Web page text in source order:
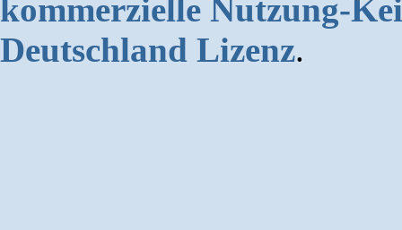
kommerzielle Nutzung-
Deutschland Lizenz.